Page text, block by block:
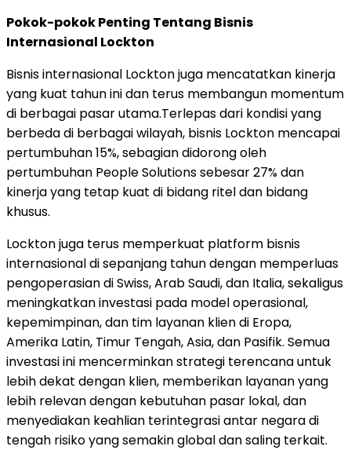
Pokok-pokok Penting Tentang Bisnis
Internasional Lockton
Bisnis internasional Lockton juga mencatatkan kinerja
yang kuat tahun ini dan terus membangun momentum
di berbagai pasar utama.Terlepas dari kondisi yang
berbeda di berbagai wilayah, bisnis Lockton mencapai
pertumbuhan 15%, sebagian didorong oleh
pertumbuhan People Solutions sebesar 27% dan
kinerja yang tetap kuat di bidang ritel dan bidang
khusus.
Lockton juga terus memperkuat platform bisnis
internasional di sepanjang tahun dengan memperluas
pengoperasian di Swiss, Arab Saudi, dan Italia, sekaligus
meningkatkan investasi pada model operasional,
kepemimpinan, dan tim layanan klien di Eropa,
Amerika Latin, Timur Tengah, Asia, dan Pasifik. Semua
investasi ini mencerminkan strategi terencana untuk
lebih dekat dengan klien, memberikan layanan yang
lebih relevan dengan kebutuhan pasar lokal, dan
menyediakan keahlian terintegrasi antar negara di
tengah risiko yang semakin global dan saling terkait.